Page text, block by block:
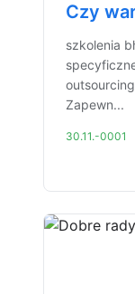
Czy
szkolenia
Zapewn...
30.11.-0001